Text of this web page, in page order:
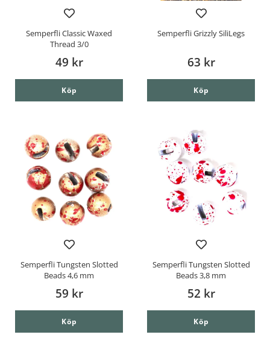
Semperfli Classic Waxed
Thread 3/0
49 kr
Köp
Semperfli Grizzly SiliLegs
63 kr
Köp
Semperfli Tungsten Slotted
Beads 4,6 mm
59 kr
Köp
Semperfli Tungsten Slotted
Beads 3,8 mm
52 kr
Köp